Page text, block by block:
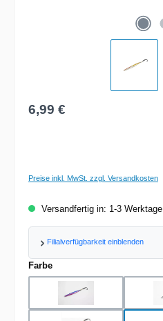
Regulärer Preis:
6,99 €
Preise inkl. MwSt. zzgl. Versandkosten
Versandfertig in: 1-3 Werktage
Filialverfügbarkeit einblenden
Farbeauswählen